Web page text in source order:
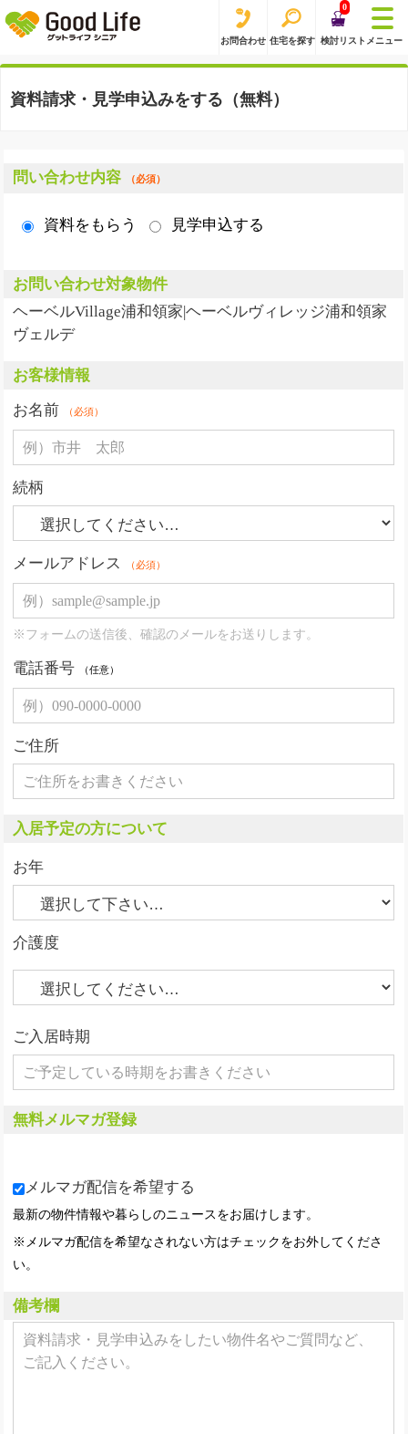
お問合わせ 住宅を探す
0
検討リスト メニュー
資料請求・見学申込みをする（無料）
問い合わせ内容 （必須）
資料をもらう 見学申込する
お問い合わせ対象物件
ヘーベルVillage浦和領家|ヘーベルヴィレッジ浦和領家
ヴェルデ
お客様情報
お名前
（必須）
続柄
メールアドレス （必須）
※フォームの送信後、確認のメールをお送りします。
電話番号 （任意）
ご住所
入居予定の方について
お年
介護度
ご入居時期
無料メルマガ登録
メルマガ配信を希望する
最新の物件情報や暮らしのニュースをお届けします。
※メルマガ配信を希望なされない方はチェックをお外してくださ
い。
備考欄